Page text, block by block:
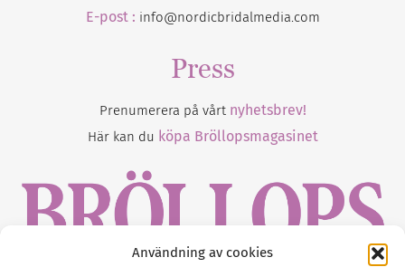
Användning av cookies
E-post : info@nordicbridalmedia.com
Press
Prenumerera på vårt nyhetsbrev!
Här kan du köpa Bröllopsmagasinet